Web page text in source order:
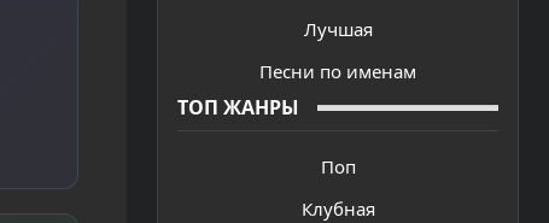
Лучшая
Песни по именам
ТОП ЖАНРЫ
Поп
Клубная